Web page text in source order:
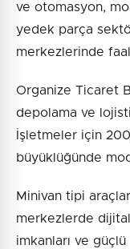
ve otomasyon,
yedek parça
merkezlerinde
Organize Ticaret
depolama ve
İşletmeler için
büyüklüğünde
Minivan tipi
merkezlerde
imkanları ve